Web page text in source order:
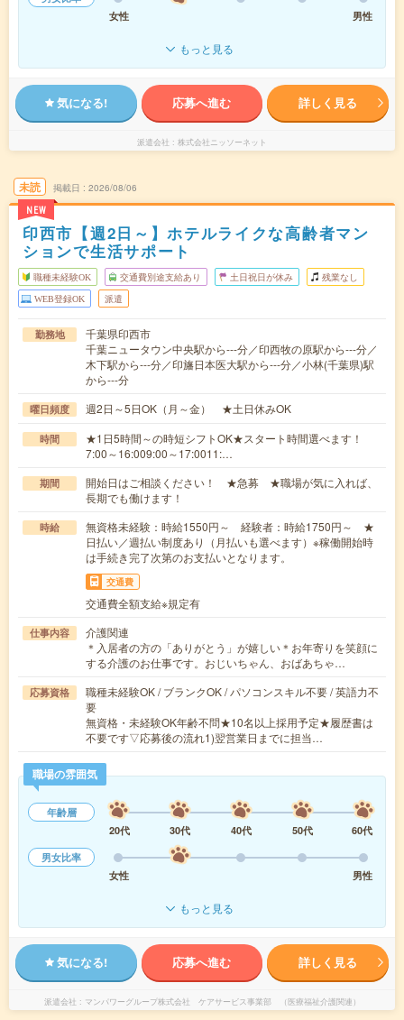
女性
男性
もっと見る
気になる! 応募へ進む 詳しく見る
派遣会社 株式会社ニッソーネット
未読
NEW
掲載日 2026/08/06
印西市【週2日～】ホテルライクな高齢者マン
ションで生活サポート
職種未経験OK 交通費別途支給あり 土日祝日が休み 残業なし
WEB登録OK 派遣
勤務地
千葉県印西市
千葉ニュータウン中央駅から---分／印西牧の原駅から---分／
木下駅から---分／印旛日本医大駅から---分／小林(千葉県)駅
から---分
曜日頻度 週2日～5日OK（月～金） ★土日休みOK
時間
★1日5時間～の時短シフトOK★スタート時間選べます！
7:00～16:009:00～17:0011:…
期間
開始日はご相談ください！ ★急募 ★職場が気に入れば、
長期でも働けます！
時給
無資格未経験：時給1550円～ 経験者：時給1750円～ ★
日払い／週払い制度あり（月払いも選べます）※稼働開始時
は手続き完了次第のお支払いとなります。
交通費
交通費全額支給※規定有
仕事内容
介護関連
＊入居者の方の「ありがとう」が嬉しい＊お年寄りを笑顔に
する介護のお仕事です。おじいちゃん、おばあちゃ…
応募資格
職種未経験OK / ブランクOK / パソコンスキル不要 / 英語力不
要
無資格・未経験OK年齢不問★10名以上採用予定★履歴書は
不要です▽応募後の流れ1)翌営業日までに担当…
職場の雰囲気
年齢層
20代
30代 40代 50代
60代
男女比率
女性
男性
もっと見る
気になる! 応募へ進む 詳しく見る
派遣会社 マンパワーグループ株式会社 ケアサービス事業部 （医療福祉介護関連）